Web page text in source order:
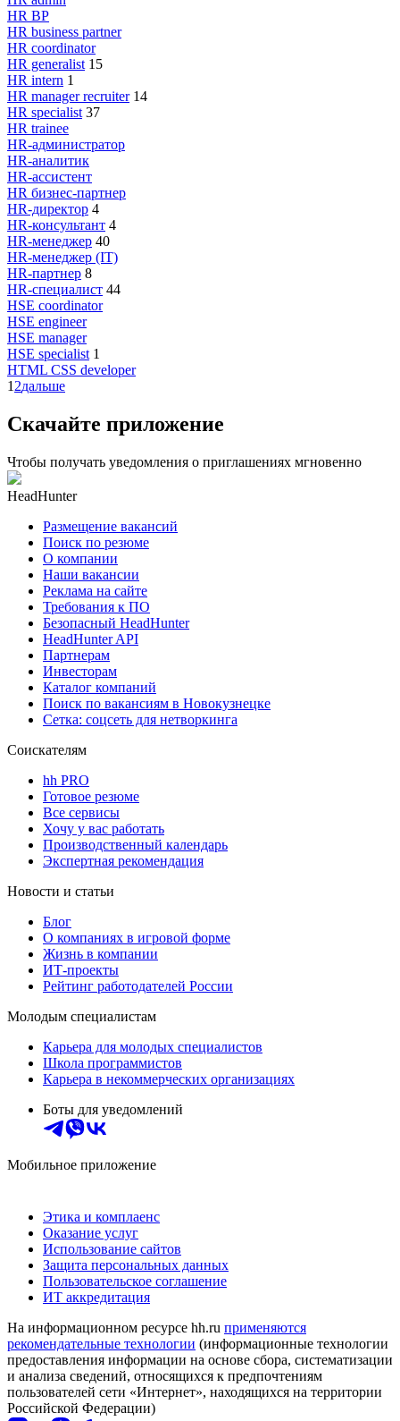
HR BP
HR business partner
HR coordinator
HR generalist 15
HR intern 1
HR manager recruiter 14
HR specialist 37
HR trainee
HR-администратор
HR-аналитик
HR-ассистент
HR бизнес-партнер
HR-директор 4
HR-консультант 4
HR-менеджер 40
HR-менеджер (IT)
HR-партнер 8
HR-специалист 44
HSE coordinator
HSE engineer
HSE manager
HSE specialist 1
HTML CSS developer
1 2дальше
Скачайте приложение
Чтобы получать уведомления о приглашениях мгновенно
HeadHunter
Размещение вакансий
Поиск по резюме
О компании
Наши вакансии
Реклама на сайте
Требования к ПО
Безопасный HeadHunter
HeadHunter API
Партнерам
Инвесторам
Каталог компаний
Поиск по вакансиям в Новокузнецке
Сетка: соцсеть для нетворкинга
Соискателям
hh PRO
Готовое резюме
Все сервисы
Хочу у вас работать
Производственный календарь
Экспертная рекомендация
Новости и статьи
Блог
О компаниях в игровой форме
Жизнь в компании
ИТ-проекты
Рейтинг работодателей России
Молодым специалистам
Карьера для молодых специалистов
Школа программистов
Карьера в некоммерческих организациях
Боты для уведомлений
Мобильное приложение
Этика и комплаенс
Оказание услуг
Использование сайтов
Защита персональных данных
Пользовательское соглашение
ИТ аккредитация
На информационном ресурсе hh.ru применяются
рекомендательные технологии (информационные технологии
предоставления информации на основе сбора, систематизации
и анализа сведений, относящихся к предпочтениям
пользователей сети «Интернет», находящихся на территории
Российской Федерации)